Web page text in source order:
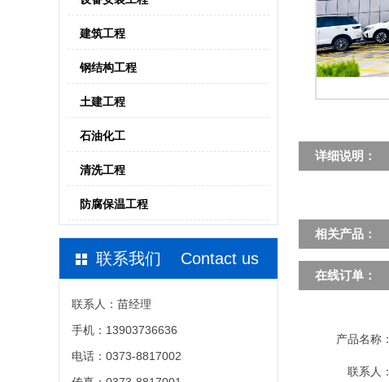
建筑工程
钢结构工程
土建工程
石油化工
清洗工程
防腐保温工程
联系我们 Contact us
联系人：苗经理
手机：13903736636
电话：0373-8817002
详细说明：
相关产品：
在线订单：
产品名称：
联系人：